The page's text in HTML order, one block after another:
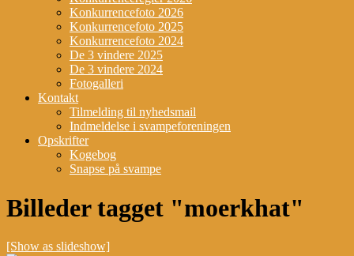
Konkurrencefoto 2026
Konkurrencefoto 2025
Konkurrencefoto 2024
De 3 vindere 2025
De 3 vindere 2024
Fotogalleri
Kontakt
Tilmelding til nyhedsmail
Indmeldelse i svampeforeningen
Opskrifter
Kogebog
Snapse på svampe
Billeder tagget "moerkhat"
[Show as slideshow]